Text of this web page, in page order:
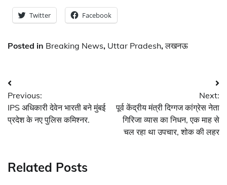
Twitter Facebook
Posted in Breaking News, Uttar Pradesh,लखनऊ
Post
navigation
Previous:
IPS अधिकारी देवेन भारती बने मुंबई
प्रदेश के नए पुलिस कमिश्नर.
Next:
पूर्व केंद्रीय मंत्री दिग्गज कांग्रेस नेता
गिरिजा व्यास का निधन, एक माह से
चल रहा था उपचार, शोक की लहर
Related Posts